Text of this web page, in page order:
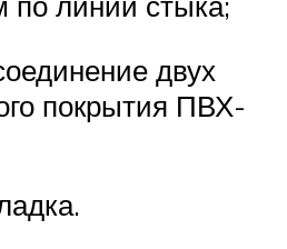
двух
покрытия ПВХ-